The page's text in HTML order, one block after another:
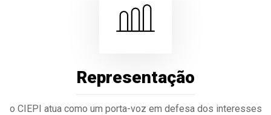
Representação
o CIEPI atua como um porta-voz em defesa dos interesses